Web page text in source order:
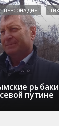
рыбаки
путине
ПЕРСОНА ДНЯ